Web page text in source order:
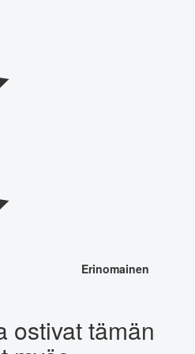
Erinomainen
ostivat tämän